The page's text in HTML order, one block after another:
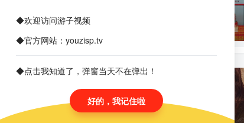
电视剧
◆欢迎访问游子视频
◆官方网站：youzisp.tv
◆点击我知道了，弹窗当天不在弹出！
好的，我记住啦